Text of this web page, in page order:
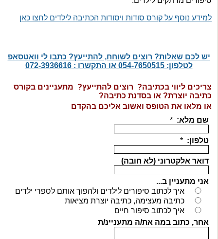
למידע נוסף על קורס סודות ויסודות הכתיבה לילדים לחצו כאן
יש לכם שאלות? רוצים לשוחח, להתייעץ? כתבו לי וואטסאפ
לטלפון: 054-7650515 או התקשרו : 072-3936616
צריכים ליווי בכתיבה? רוצים להתייעץ? מתעניינים בקורס
כתיבה יוצרת? או בסדנת כתיבה?
או מלאו את הטופס ואשוב אליכם בהקדם